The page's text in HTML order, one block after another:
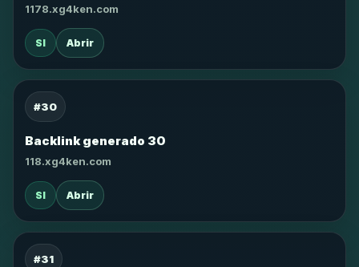
1178.xg4ken.com
SI Abrir
#30
Backlink generado 30
118.xg4ken.com
SI Abrir
#31